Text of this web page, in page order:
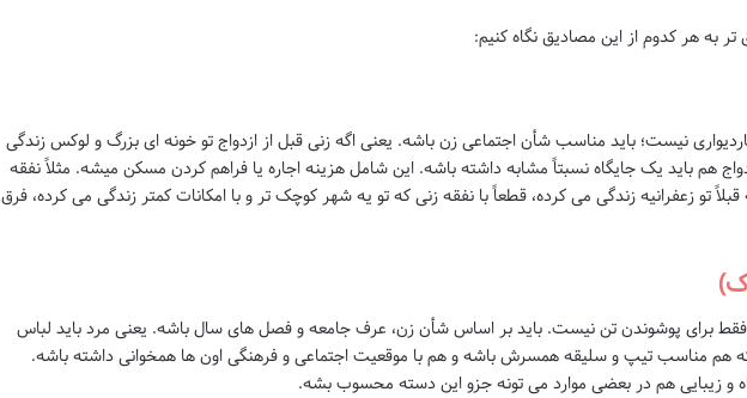
تر به هر کدوم از این مصادیق نگاه کنیم:
نیست؛ باید مناسب شأن اجتماعی زن باشه. یعنی اگه زنی قبل از ازدواج تو خونه ای بزرگ و لوکس زندگی
هم باید یک جایگاه نسبتاً مشابه داشته باشه. این شامل هزینه اجاره یا فراهم کردن مسکن میشه. مثلاً نفقه
تو زعفرانیه زندگی می کرده، قطعاً با نفقه زنی که تو یه شهر کوچک تر و با امکانات کمتر زندگی می کرده، فرق
برای پوشوندن تن نیست. باید بر اساس شأن زن، عرف جامعه و فصل های سال باشه. یعنی مرد باید لباس
هم مناسب تیپ و سلیقه همسرش باشه و هم با موقعیت اجتماعی و فرهنگی اون ها همخوانی داشته باشه.
و زیبایی هم در بعضی موارد می تونه جزو این دسته محسوب بشه.